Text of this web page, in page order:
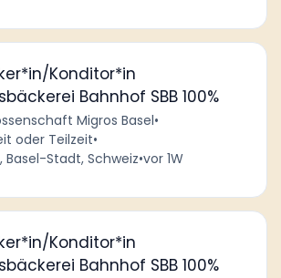
Konditor*in
Bahnhof SBB 100%
Migros Basel•
oder Teilzeit•
Basel-Stadt, Schweiz•vor 1W
Konditor*in
Bahnhof SBB 100%